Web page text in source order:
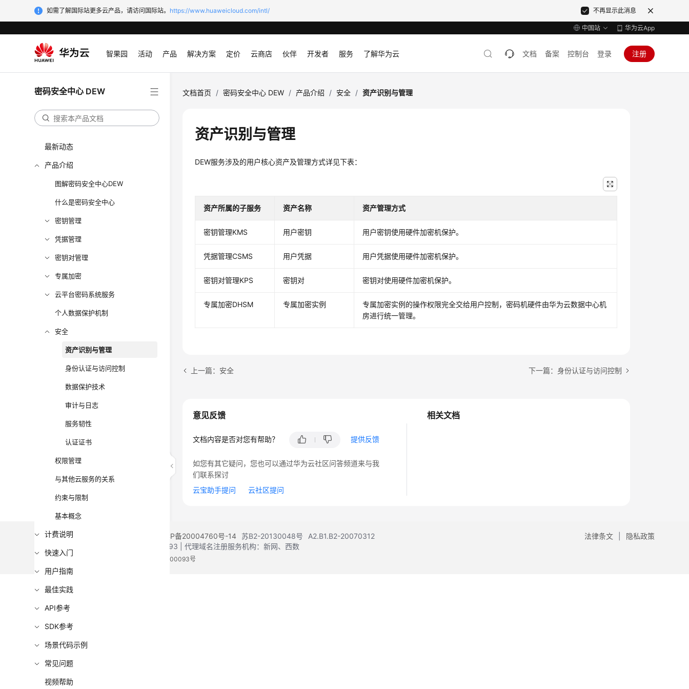
如需了解国际站更多云产品，请访问国际站。 https://www.huaweicloud.com/intl/ 不再显示此消息
中国站 华为云App
智果园 活动 产品 解决方案 定价 云商店 伙伴 开发者 服务 了解华为云 文档 备案 控制台 登录 注册
密码安全中心 DEW
最新动态
产品介绍
图解密码安全中心DEW
什么是密码安全中心
密钥管理
凭据管理
密钥对管理
专属加密
云平台密码系统服务
个人数据保护机制
安全
资产识别与管理
身份认证与访问控制
数据保护技术
审计与日志
服务韧性
认证证书
权限管理
与其他云服务的关系
约束与限制
基本概念
计费说明
快速入门
用户指南
最佳实践
API参考
SDK参考
场景代码示例
常见问题
视频帮助
文档首页 / 密码安全中心 DEW / 产品介绍 / 安全 / 资产识别与管理
资产识别与管理
DEW服务涉及的用户核心资产及管理方式详见下表：
资产所属的子服务 资产名称 资产管理方式
密钥管理KMS 用户密钥 用户密钥使用硬件加密机保护。
凭据管理CSMS 用户凭据 用户凭据使用硬件加密机保护。
密钥对管理KPS 密钥对 密钥对使用硬件加密机保护。
专属加密DHSM 专属加密实例
专属加密实例的操作权限完全交给用户控制，密码机硬件由华为云数据中心机
房进行统一管理。
上一篇：安全 下一篇：身份认证与访问控制
相关文档
意见反馈
文档内容是否对您有帮助？ 提供反馈
如您有其它疑问，您也可以通过华为云社区问答频道来与我
们联系探讨
云宝助手提问
云社区提问
法律条文 隐私政策
©2026 Huaweicloud.com 版权所有 黔ICP备20004760号-14 苏B2-20130048号
A2.B1.B2-20070312
增值电信业务经营许可证：B1.B2-20200593 | 代理域名注册服务机构：新网、西数
电子营业执照 贵公网安备 52990002000093号